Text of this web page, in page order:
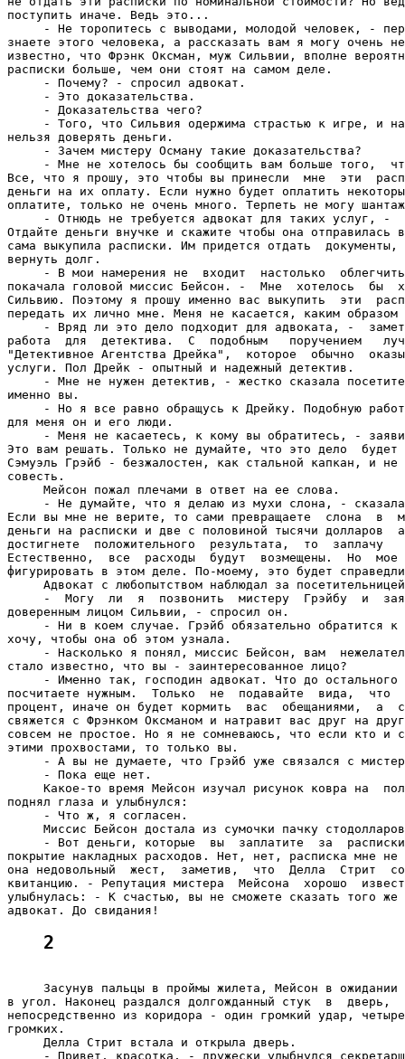
поступить иначе. Ведь это...
- Не торопитесь с выводами, молодой человек, -
знаете этого человека, а рассказать вам я могу очень
известно, что Фрэнк Оксман, муж Сильвии, вполне
расписки больше, чем они стоят на самом деле.
     - Почему? - спросил адвокат.
     - Это доказательства.
     - Доказательства чего?
- Того, что Сильвия одержима страстью к игре, и
нельзя доверять деньги.
     - Зачем мистеру Осману такие доказательства?
- Мне не хотелось бы сообщить вам больше того,
Все, что я прошу, это чтобы вы принесли  мне  эти
деньги на их оплату. Если нужно будет оплатить
оплатите, только не очень много. Терпеть не могу
- Отнюдь не требуется адвокат для таких услуг, -
Отдайте деньги внучке и скажите чтобы она
сама выкупила расписки. Им придется отдать
вернуть долг.
- В мои намерения не  входит  настолько
покачала головой миссис Бейсон. -  Мне  хотелось  бы
Сильвию. Поэтому я прошу именно вас выкупить  эти
передать их лично мне. Меня не касается, каким
- Вряд ли это дело подходит для адвоката, -
работа  для  детектива.  С  подобным   поручением
"Детективное Агентства Дрейка",  которое  обычно
услуги. Пол Дрейк - опытный и надежный детектив.
- Мне не нужен детектив, - жестко сказала
именно вы.
- Но я все равно обращусь к Дрейку. Подобную
для меня он и его люди.
- Меня не касаетесь, к кому вы обратитесь, -
Это вам решать. Только не думайте, что это дело  будет
Сэмуэль Грэйб - безжалостен, как стальной капкан, и
совесть.
     Мейсон пожал плечами в ответ на ее слова.
- Не думайте, что я делаю из мухи слона, -
Если вы мне не верите, то сами превращаете  слона  в
деньги на расписки и две с половиной тысячи долларов
достигнете  положительного  результата,  то
Естественно,  все  расходы  будут  возмещены.  Но
фигурировать в этом деле. По-моему, это будет
Адвокат с любопытством наблюдал за
-  Могу  ли  я  позвонить  мистеру  Грэйбу  и
доверенным лицом Сильвии, - спросил он.
- Ни в коем случае. Грэйб обязательно обратится к
хочу, чтобы она об этом узнала.
- Насколько я понял, миссис Бейсон, вам
стало известно, что вы - заинтересованное лицо?
- Именно так, господин адвокат. Что до остального
посчитаете нужным.  Только  не  подавайте  вида,  что
процент, иначе он будет кормить  вас  обещаниями,  а
свяжется с Фрэнком Оксманом и натравит вас друг на
совсем не простое. Но я не сомневаюсь, что если кто и
этими прохвостами, то только вы.
- А вы не думаете, что Грэйб уже связался с
     - Пока еще нет.
Какое-то время Мейсон изучал рисунок ковра на
поднял глаза и улыбнулся:
     - Что ж, я согласен.
Миссис Бейсон достала из сумочки пачку
- Вот деньги, которые  вы  заплатите  за
покрытие накладных расходов. Нет, нет, расписка мне
она недовольный  жест,  заметив,  что  Делла  Стрит
квитанцию. - Репутация мистера  Мейсона  хорошо
улыбнулась: - К счастью, вы не сможете сказать того
2
Засунув пальцы в проймы жилета, Мейсон в ожидании
в угол. Наконец раздался долгожданный стук  в  дверь,
непосредственно из коридора - один громкий удар,
громких.
     Делла Стрит встала и открыла дверь.
- Привет, красотка, - дружески улыбнулся